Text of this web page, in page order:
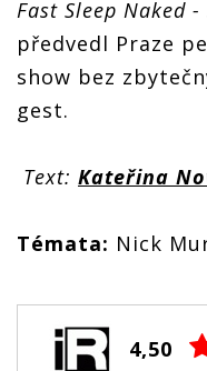
Fast Sleep Naked
předvedl Praze
show bez
gest.
Text: Kateřina
Témata: Nick
4,50